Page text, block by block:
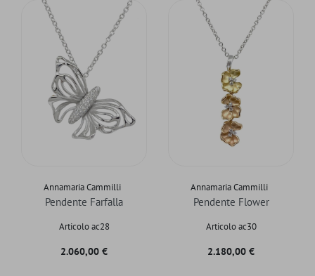
Annamaria Cammilli
Pendente Farfalla
Articolo ac28
Prezzo
2.060,00 €
Annamaria Cammilli
Pendente Flower
Articolo ac30
Prezzo
2.180,00 €